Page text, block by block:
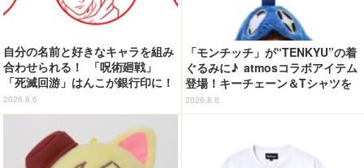
自分の名前と好きなキャラを組み
合わせられる！ 「呪術廻戦」
「死滅回游」はんこが銀行印に！
虎杖悠仁、乙骨憂太ら16キャラ追
加で全104種
2026.8.6
「モンチッチ」が“TENKYU”の着
ぐるみに♪ atmosコラボアイテム
登場！キーチェーン＆Tシャツを
展開
2026.8.6